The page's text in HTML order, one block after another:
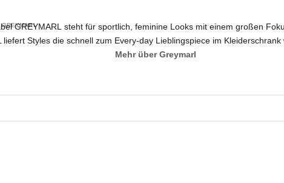
GREYMARL
GREYMARL steht für sportlich, feminine Looks mit einem großen
liefert Styles die schnell zum Every-day Lieblingspiece im Kleiderschrank
Mehr über Greymarl